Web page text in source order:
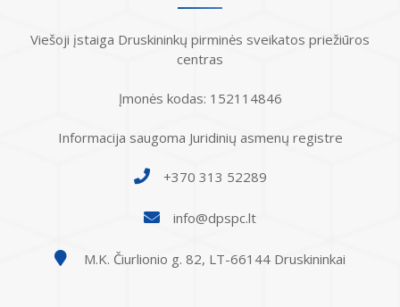
Viešoji įstaiga Druskininkų pirminės sveikatos priežiūros
centras
Įmonės kodas: 152114846
Informacija saugoma Juridinių asmenų registre
+370 313 52289
info@dpspc.lt
M.K. Čiurlionio g. 82, LT-66144 Druskininkai